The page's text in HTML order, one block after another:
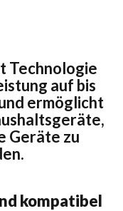
Technologie
auf bis
ermöglicht
Geräte zu
kompatibel